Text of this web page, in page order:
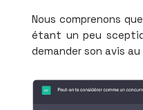
Nous comprenons
étant un peu
demander son avis